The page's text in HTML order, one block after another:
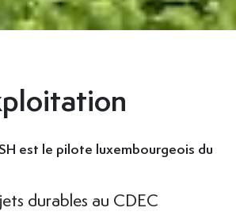
est le pilote luxembourgeois du
durables au CDEC